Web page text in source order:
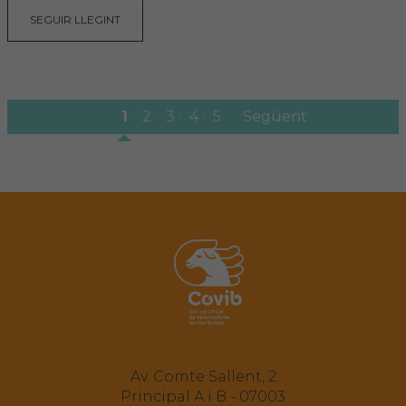
SEGUIR LLEGINT
1 2 3 4 5 Següent
Av. Comte Sallent, 2
Principal A i B - 07003